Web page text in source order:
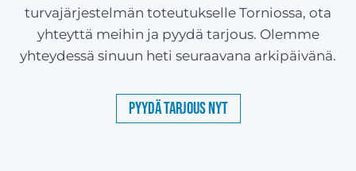
turvajärjestelmän toteutukselle Torniossa, ota
yhteyttä meihin ja pyydä tarjous. Olemme
yhteydessä sinuun heti seuraavana arkipäivänä.
Pyydä tarjous nyt